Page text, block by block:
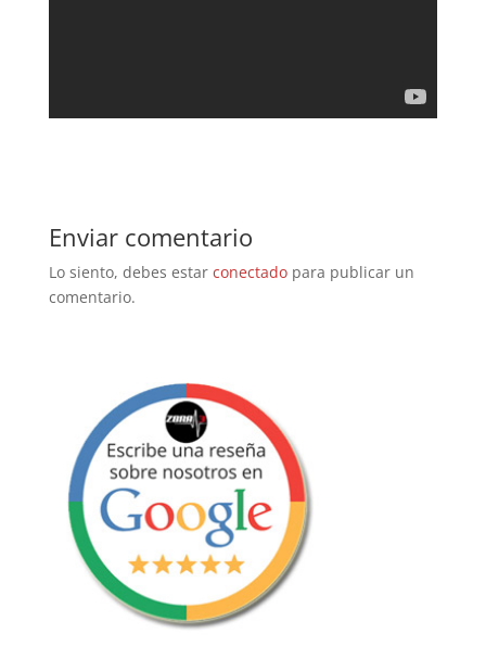
Enviar comentario
Lo siento, debes estar conectadopara publicar un
comentario.